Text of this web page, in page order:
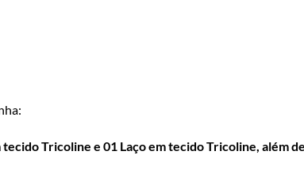
Tricoline e 01 Laço em tecido Tricoline, além